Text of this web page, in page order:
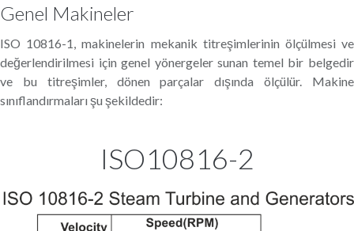
Genel Makineler
ISO 10816-1, makinelerin mekanik titreşimlerinin ölçülmesi ve
değerlendirilmesi için genel yönergeler sunan temel bir belgedir
ve bu titreşimler, dönen parçalar dışında ölçülür. Makine
sınıflandırmaları şu şekildedir:
ISO10816-2